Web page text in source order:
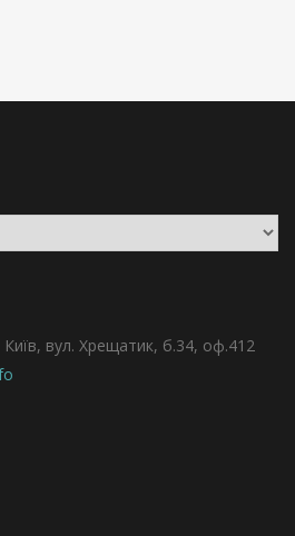
Київ, вул. Хрещатик, б.34, оф.412